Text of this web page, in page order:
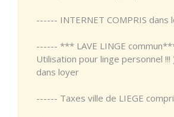
------ INTERNET COMPRIS dans
------ *** LAVE LINGE
Utilisation pour linge personnel !!!
dans loyer
------ Taxes ville de LIEGE